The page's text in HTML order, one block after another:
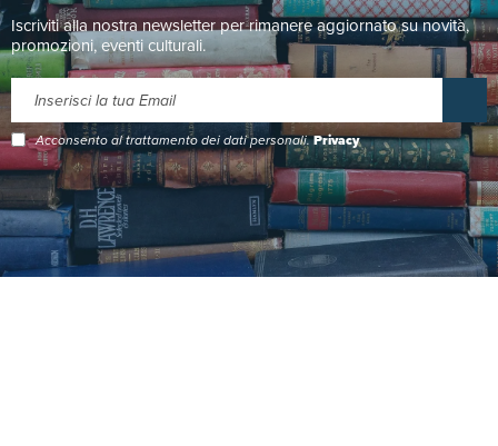
Iscriviti alla nostra newsletter per rimanere aggiornato su novità,
promozioni, eventi culturali.
Acconsento al trattamento dei dati personali.Privacy